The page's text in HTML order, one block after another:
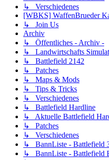
↳ Verschiedenes
[WBKS] WaffenBrueder
↳ Join Us
Archiv
↳ Öffentliches - Archiv -
↳ Landwirtschafts
↳ Battlefield 2142
↳ Patches
↳ Maps & Mods
↳ Tips & Tricks
↳ Verschiedenes
↳ Battlefield Hardline
↳ Aktuelle Battlefield
↳ Patches
↳ Verschiedenes
↳ BannListe - Battlefield
↳ BannListe - Battlefield